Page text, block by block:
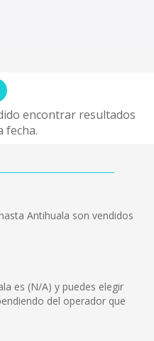
encontrar resultados
fecha.
Antihuala son vendidos
es (N/A) y puedes elegir
del operador que